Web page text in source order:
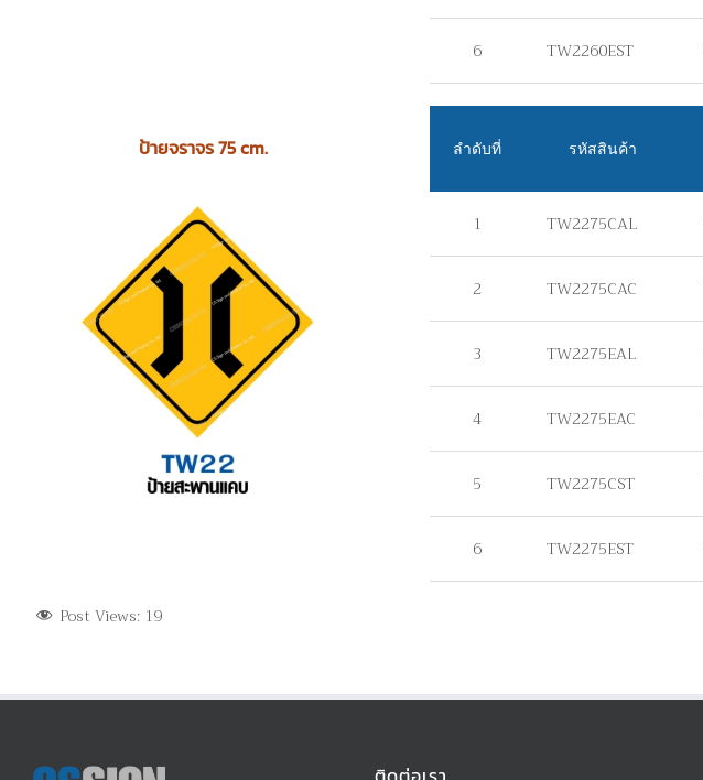
6 TW2260EST
ป้ายจราจร 75 cm. ลำดับที่ รหัสสินค้า
1 TW2275CAL
2 TW2275CAC
3 TW2275EAL
4 TW2275EAC
5 TW2275CST
6 TW2275EST
Post Views: 19